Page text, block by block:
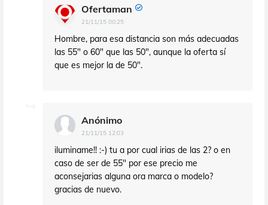
Ofertaman
21/11/15 00:25
Hombre, para esa distancia son más adecuadas
las 55" o 60" que las 50", aunque la oferta sí
que es mejor la de 50".
Anónimo
21/11/15 12:03
iluminame!! :-) tu a por cual irias de las 2? o en
caso de ser de 55" por ese precio me
aconsejarias alguna ora marca o modelo?
gracias de nuevo.